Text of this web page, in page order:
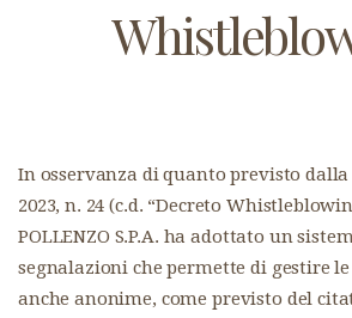
In osservanza di quanto previsto dalla
2023, n. 24 (c.d. “Decreto
POLLENZO S.P.A. ha adottato un
segnalazioni che permette di gestire
anche anonime, come previsto del